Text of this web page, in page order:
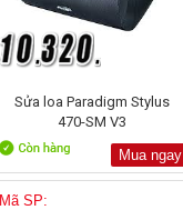
Sửa loa Paradigm Stylus
470-SM V3
Mua ngay
Mã SP: